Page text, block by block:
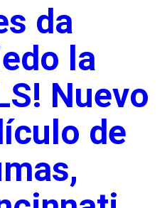
da
la
Nuevo
de